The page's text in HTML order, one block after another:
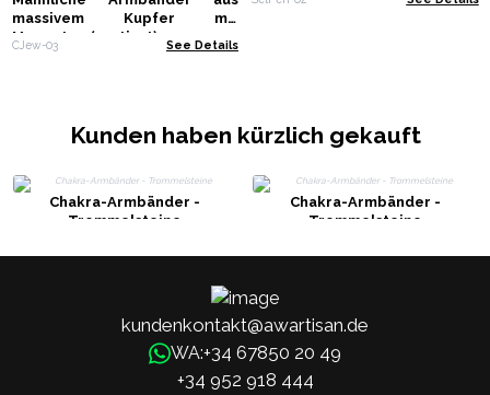
massivem Kupfer mit
Magneten (sortiert)
CJew-03 See Details
Kunden haben kürzlich gekauft
Chakra-Armbänder -
Trommelsteine
Chakra-Armbänder -
Trommelsteine
kundenkontakt@awartisan.de
WA:+34 67850 20 49
+34 952 918 444